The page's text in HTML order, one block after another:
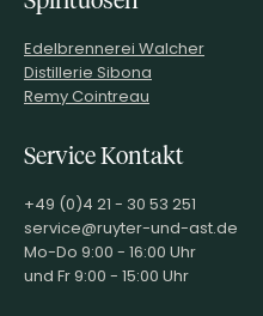
Edelbrennerei Walcher
Distillerie Sibona
Remy Cointreau
Service Kontakt
+49 (0)4 21 - 30 53 251
service@ruyter-und-ast.de
Mo-Do 9:00 - 16:00 Uhr
und Fr 9:00 - 15:00 Uhr